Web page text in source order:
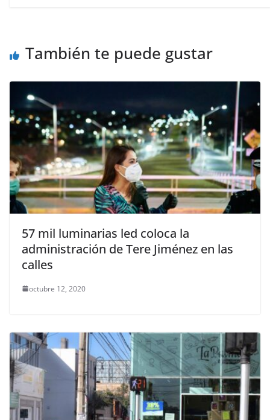
También te puede gustar
57 mil luminarias led coloca la
administración de Tere Jiménez en las
calles
octubre 12, 2020